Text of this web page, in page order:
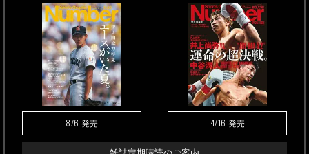
8/6 発売 4/16 発売